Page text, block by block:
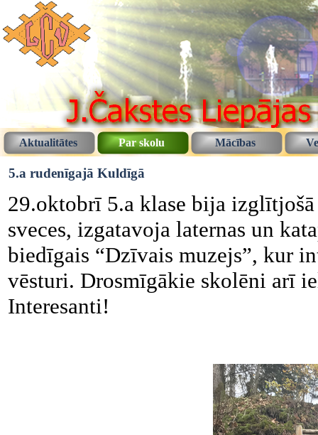
Aktualitātes Par skolu Mācības
5.a rudenīgajā Kuldīgā
29.oktobrī 5.a klase bija
sveces, izgatavoja laternas un
biedīgais “Dzīvais muzejs”, kur
vēsturi. Drosmīgākie skolēni arī
Interesanti!